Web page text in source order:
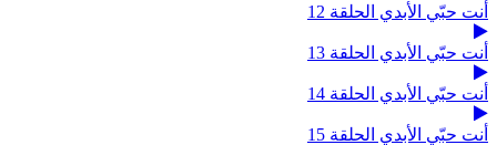
أنت حبّي الأبدي الحلقة 12
أنت حبّي الأبدي الحلقة 13
أنت حبّي الأبدي الحلقة 14
أنت حبّي الأبدي الحلقة 15